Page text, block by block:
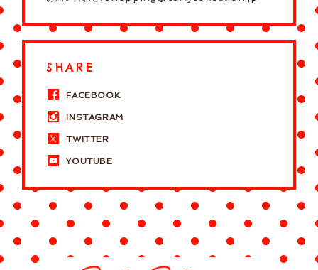
SHARE
FACEBOOK
INSTAGRAM
TWITTER
YOUTUBE